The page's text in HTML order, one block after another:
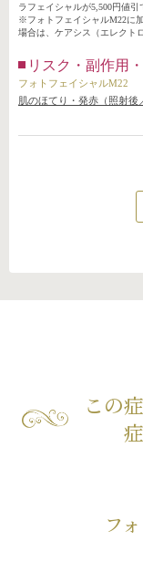
ラフェイシャルが5,500円値引
※フォトフェイシャルM22に
場合は、ケアシス（エレクト
リスク・副作用
フォトフェイシャルM22
肌のほてり・発赤（照射後
この
フ